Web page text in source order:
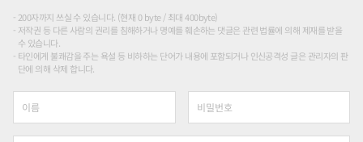
200자까지 쓰실 수 있습니다. (현재 0 byte / 최대 400byte)
저작권 등 다른 사람의 권리를 침해하거나 명예를 훼손하는 댓글은 관련 법률에 의해 제재를 받을
수 있습니다.
타인에게 불쾌감을 주는 욕설 등 비하하는 단어가 내용에 포함되거나 인신공격성 글은 관리자의 판
단에 의해 삭제 합니다.